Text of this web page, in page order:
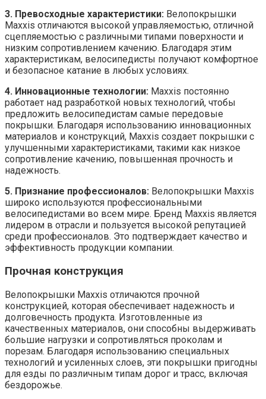
3. Превосходные характеристики: Велопокрышки
Maxxis отличаются высокой управляемостью, отличной
сцепляемостью с различными типами поверхности и
низким сопротивлением качению. Благодаря этим
характеристикам, велосипедисты получают комфортное
и безопасное катание в любых условиях.
4. Инновационные технологии: Maxxis постоянно
работает над разработкой новых технологий, чтобы
предложить велосипедистам самые передовые
покрышки. Благодаря использованию инновационных
материалов и конструкций, Maxxis создает покрышки с
улучшенными характеристиками, такими как низкое
сопротивление качению, повышенная прочность и
надежность.
5. Признание профессионалов: Велопокрышки Maxxis
широко используются профессиональными
велосипедистами во всем мире. Бренд Maxxis является
лидером в отрасли и пользуется высокой репутацией
среди профессионалов. Это подтверждает качество и
эффективность продукции компании.
Прочная конструкция
Велопокрышки Maxxis отличаются прочной
конструкцией, которая обеспечивает надежность и
долговечность продукта. Изготовленные из
качественных материалов, они способны выдерживать
большие нагрузки и сопротивляться проколам и
порезам. Благодаря использованию специальных
технологий и усиленных слоев, эти покрышки пригодны
для езды по различным типам дорог и трасс, включая
бездорожье.